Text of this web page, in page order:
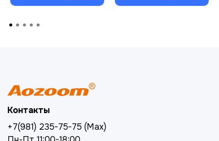
Контакты
+7(981) 235-75-75 (Max)